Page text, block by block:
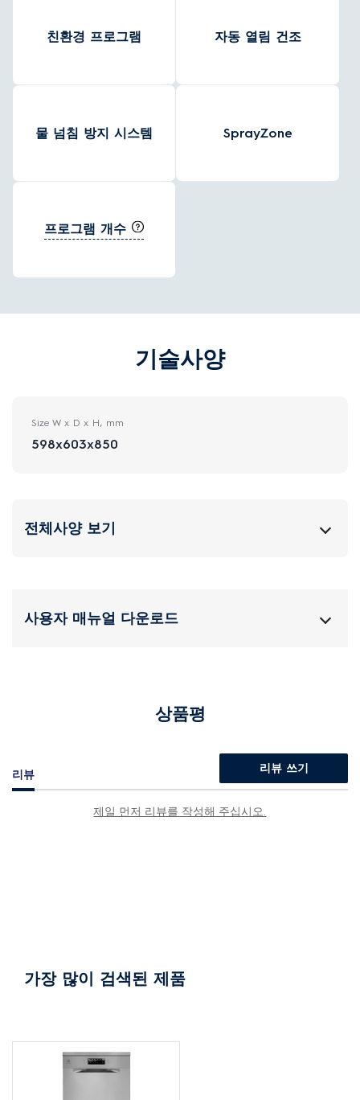
친환경 프로그램 자동 열림 건조
물 넘침 방지 시스템 SprayZone
프로그램 개수
기술사양
Size W x D x H, mm
598x603x850
전체사양 보기
사용자 매뉴얼 다운로드
상품평
리뷰 리뷰 쓰기
제일 먼저 리뷰를 작성해 주십시오.
가장 많이 검색된 제품